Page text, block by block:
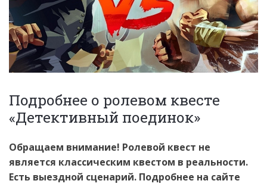
Подробнее о ролевом квесте
«Детективный поединок»
Обращаем внимание! Ролевой квест не
является классическим квестом в реальности.
Есть выездной сценарий. Подробнее на сайте